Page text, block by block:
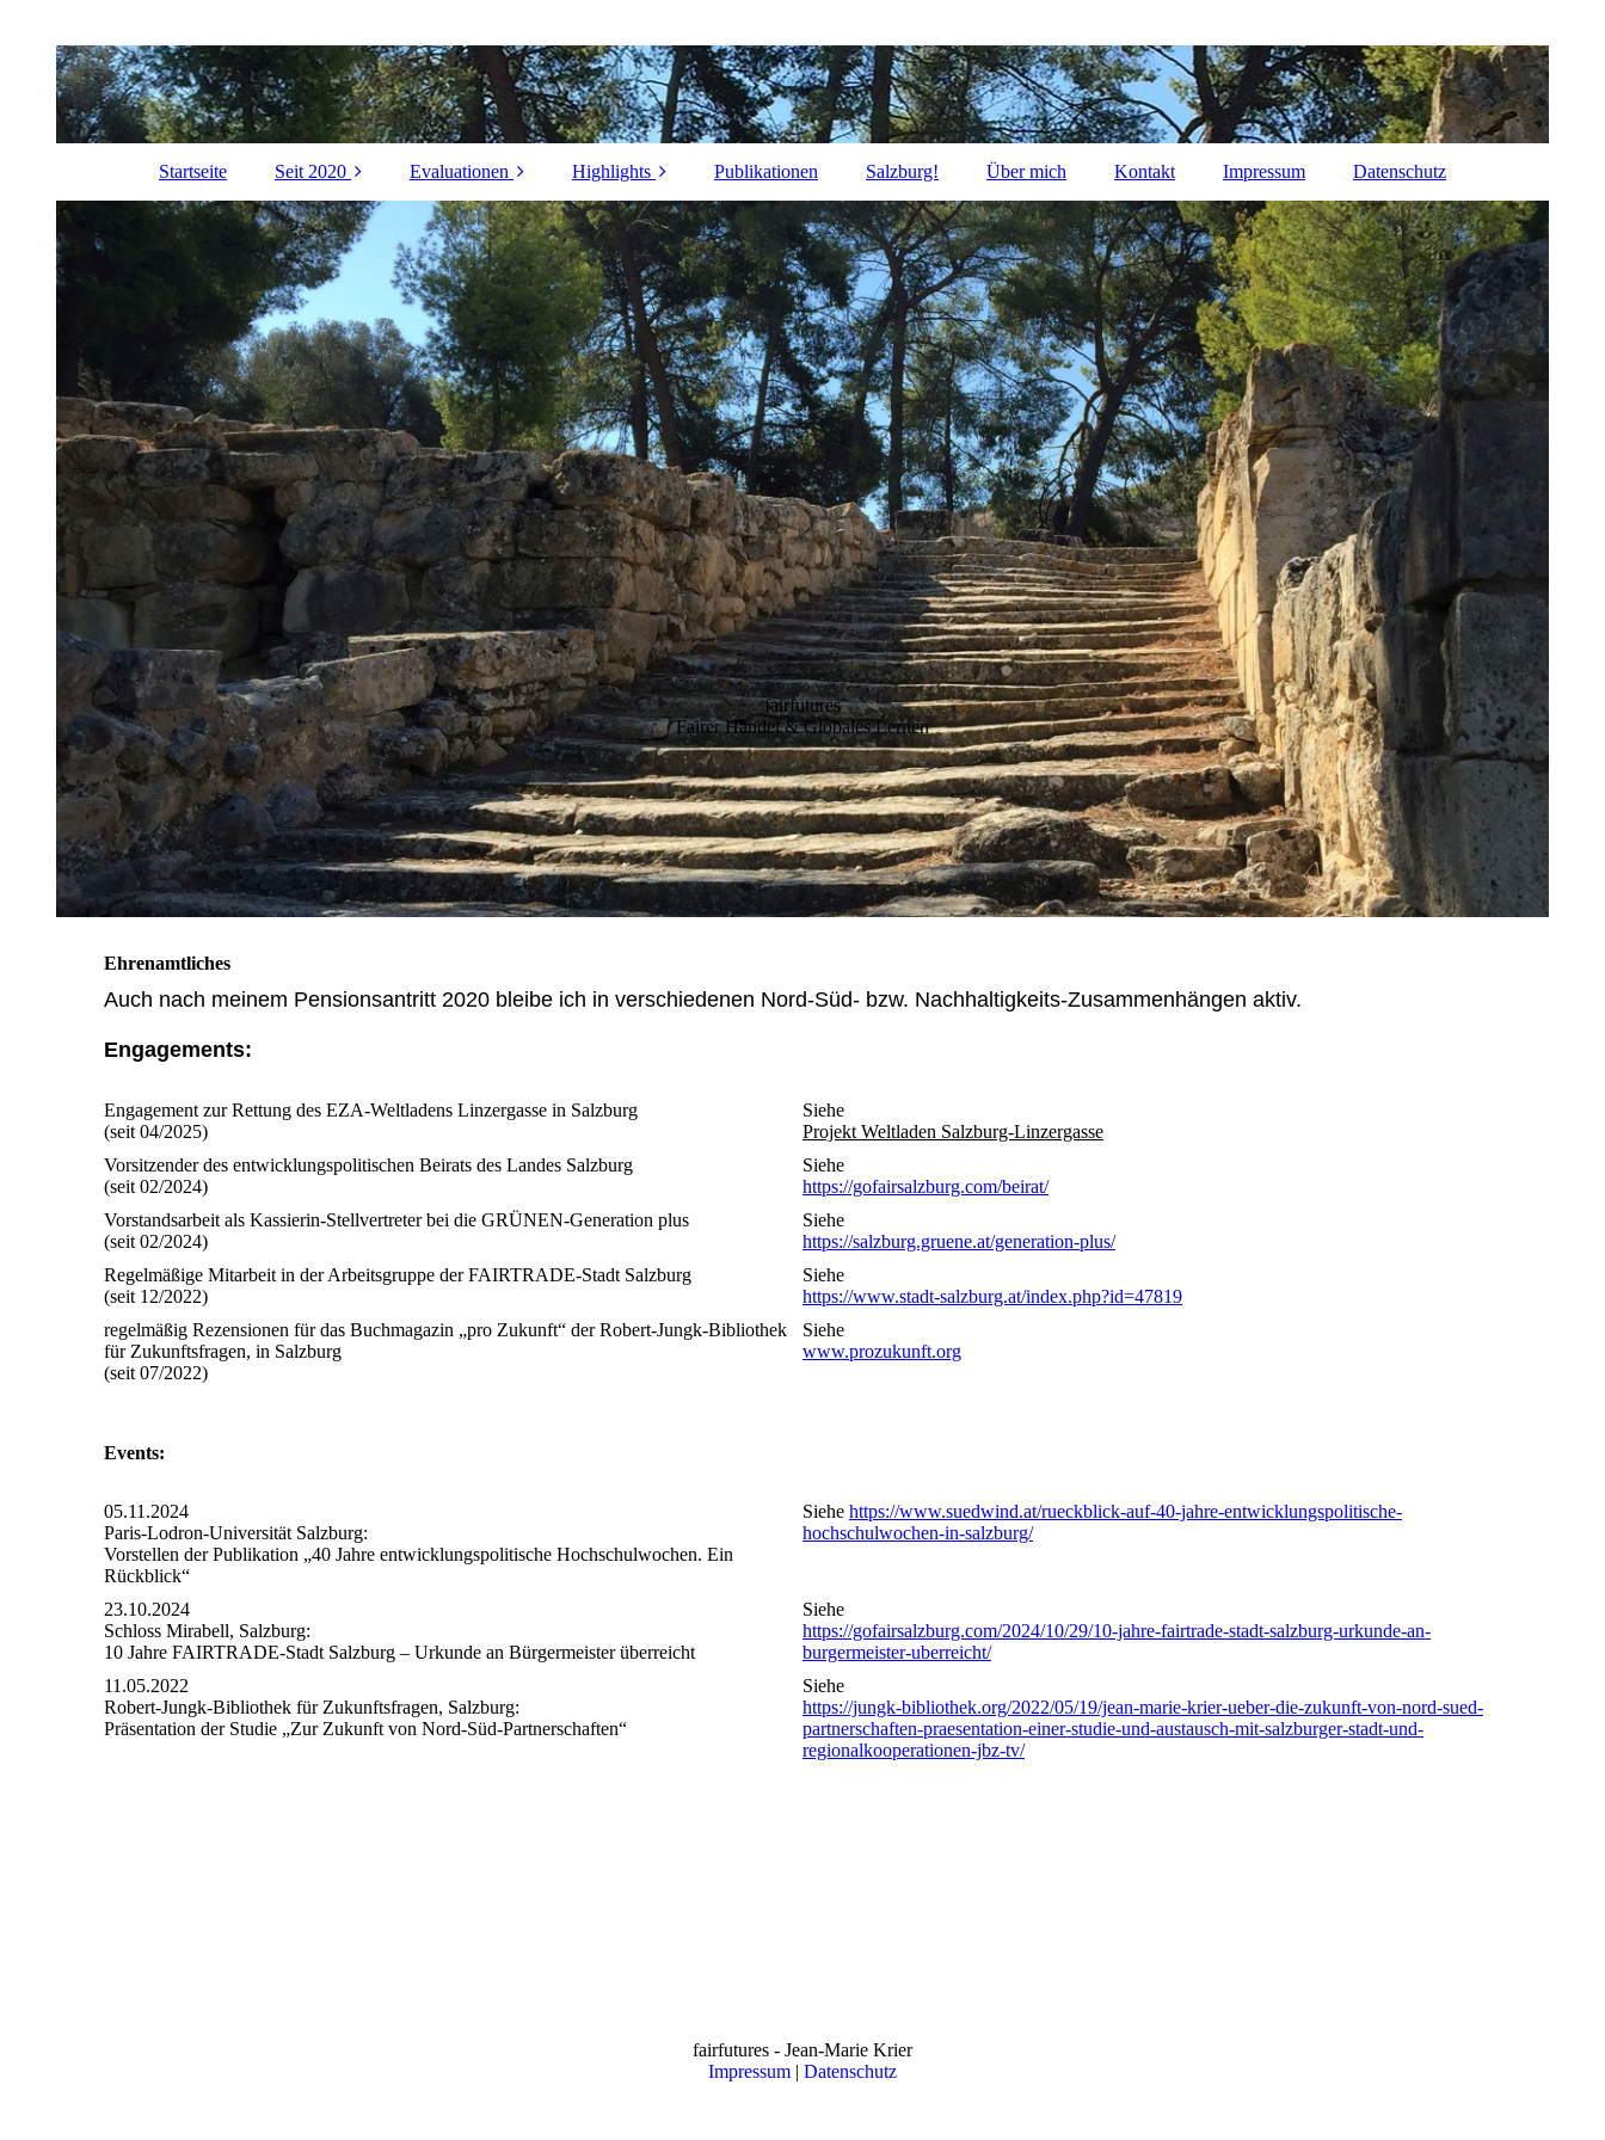
Startseite Seit 2020
Abschluss des
Berufslebens
Ehrenamtliches
Weltladen Salzburg-
Linzergasse
Evaluationen
Schlaglichter
Referenzen
andere Projekte
Highlights
FAIRTRADE
(1993-)
Tag der Begegnung
(2005)
all we need (2007)
Publikationen Salzburg! Über mich Kontakt Impressum Datenschutz
fairfutures
Fairer Handel & Globales Lernen
Ehrenamtliches
Auch nach meinem Pensionsantritt 2020 bleibe ich in verschiedenen Nord-Süd- bzw. Nachhaltigkeits-Zusammenhängen aktiv.
Engagements:
Engagement zur Rettung des EZA-Weltladens Linzergasse in Salzburg
(seit 04/2025)
Siehe
Projekt Weltladen Salzburg-Linzergasse
Vorsitzender des entwicklungspolitischen Beirats des Landes Salzburg
(seit 02/2024)
Siehe
https://gofairsalzburg.com/beirat/
Vorstandsarbeit als Kassierin-Stellvertreter bei die GRÜNEN-Generation plus
(seit 02/2024)
Siehe
https://salzburg.gruene.at/generation-plus/
Regelmäßige Mitarbeit in der Arbeitsgruppe der FAIRTRADE-Stadt Salzburg
(seit 12/2022)
Siehe
https://www.stadt-salzburg.at/index.php?id=47819
regelmäßig Rezensionen für das Buchmagazin „pro Zukunft“ der Robert-Jungk-Bibliothek
für Zukunftsfragen, in Salzburg
(seit 07/2022)
Siehe
www.prozukunft.org
Events:
05.11.2024
Paris-Lodron-Universität Salzburg:
Vorstellen der Publikation „40 Jahre entwicklungspolitische Hochschulwochen. Ein
Rückblick“
Siehe https://www.suedwind.at/rueckblick-auf-40-jahre-entwicklungspolitische-
hochschulwochen-in-salzburg/
23.10.2024
Schloss Mirabell, Salzburg:
10 Jahre FAIRTRADE-Stadt Salzburg – Urkunde an Bürgermeister überreicht
Siehe
https://gofairsalzburg.com/2024/10/29/10-jahre-fairtrade-stadt-salzburg-urkunde-an-
burgermeister-uberreicht/
11.05.2022
Robert-Jungk-Bibliothek für Zukunftsfragen, Salzburg:
Präsentation der Studie „Zur Zukunft von Nord-Süd-Partnerschaften“
Siehe
https://jungk-bibliothek.org/2022/05/19/jean-marie-krier-ueber-die-zukunft-von-nord-sued-
partnerschaften-praesentation-einer-studie-und-austausch-mit-salzburger-stadt-und-
regionalkooperationen-jbz-tv/
fairfutures - Jean-Marie Krier
Impressum | Datenschutz